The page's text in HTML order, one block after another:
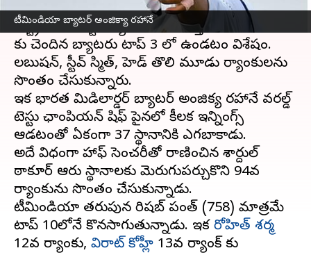
టీమిండియా బ్యాటర్ అంజిక్యా రహానే
డబ్ల్యూటీసీ ఫైనల్లోఇండియాపై గెలుపొందిన
ఆస్ట్రేలియా టెస్టు ర్యాంకుల్లోనూ సత్తా చాటింది. ఆసీస్
కు చెందిన బ్యాటర్లు టాప్ 3 లో ఉండటం విశేషం.
లబుషన్, స్టీవ్ స్మిత్, హెడ్ తొలి మూడు ర్యాంకులను
సొంతం చేసుకున్నారు.
ఇక భారత మిడిలార్డర్ బ్యాటర్ అంజిక్య రహానే వరల్డ్
టెస్టు ఛాంపియన్ షిఫ్ పైనల్లో కీలక ఇన్నింగ్స్
ఆడటంతో ఏకంగా 37 స్థానానికి ఎగబాకాడు.
అదే విధంగా హాఫ్ సెంచరీతో రాణించిన శార్దుల్
ఠాకూర్ ఆరు స్థానాలకు మెరుగుపర్చుకొని 94వ
ర్యాంకును సొంతం చేసుకున్నాడు.
టీమిండియా తరుపున రిషబ్ పంత్ (758) మాత్రమే
టాప్ 10లోనే కొనసాగుతున్నాడు. ఇక రోహిత్ శర్మ
12వ ర్యాంకు, విరాట్ కోహ్లీ 13వ ర్యాంక్ కు